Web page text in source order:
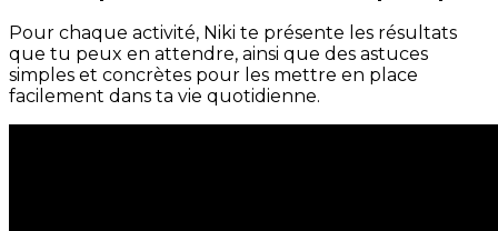
Pour chaque activité, Niki te présente les résultats
que tu peux en attendre, ainsi que des astuces
simples et concrètes pour les mettre en place
facilement dans ta vie quotidienne.